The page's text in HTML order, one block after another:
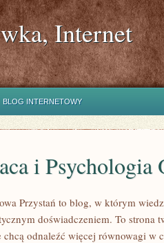
Internet
BLOG INTERNETOWY
i Psychologia
Przystań to blog, w którym
doświadczeniem. To strona
chcą odnaleźć więcej równowagi w